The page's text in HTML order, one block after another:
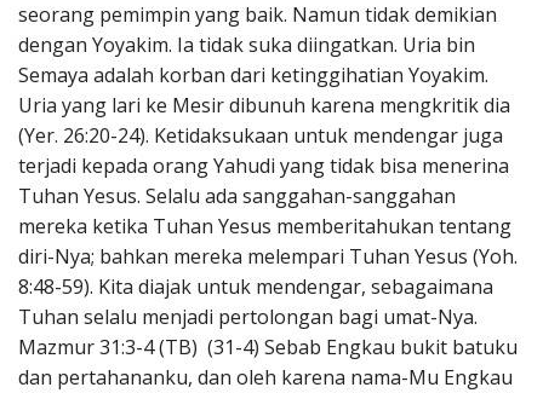
seorang pemimpin yang baik. Namun tidak demikian
dengan Yoyakim. Ia tidak suka diingatkan. Uria bin
Semaya adalah korban dari ketinggihatian Yoyakim.
Uria yang lari ke Mesir dibunuh karena mengkritik dia
(Yer. 26:20-24). Ketidaksukaan untuk mendengar juga
terjadi kepada orang Yahudi yang tidak bisa menerina
Tuhan Yesus. Selalu ada sanggahan-sanggahan
mereka ketika Tuhan Yesus memberitahukan tentang
diri-Nya; bahkan mereka melempari Tuhan Yesus (Yoh.
8:48-59). Kita diajak untuk mendengar, sebagaimana
Tuhan selalu menjadi pertolongan bagi umat-Nya.
Mazmur 31:3-4 (TB) (31-4) Sebab Engkau bukit batuku
dan pertahananku, dan oleh karena nama-Mu Engkau